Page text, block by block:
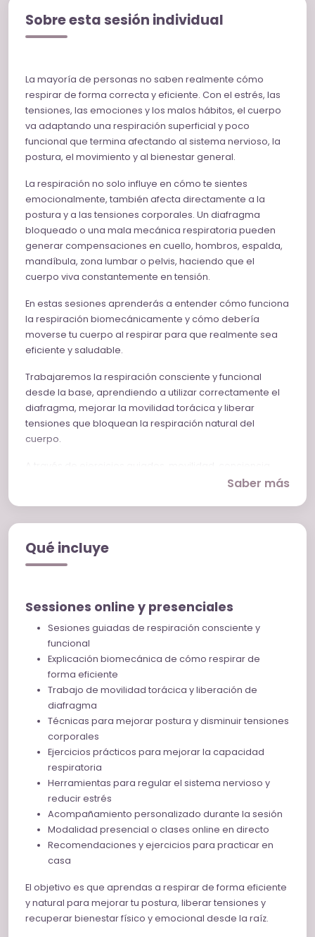
Sobre esta sesión individual
La mayoría de personas no saben realmente cómo
respirar de forma correcta y eficiente. Con el estrés, las
tensiones, las emociones y los malos hábitos, el cuerpo
va adaptando una respiración superficial y poco
funcional que termina afectando al sistema nervioso, la
postura, el movimiento y al bienestar general.
La respiración no solo influye en cómo te sientes
emocionalmente, también afecta directamente a la
postura y a las tensiones corporales. Un diafragma
bloqueado o una mala mecánica respiratoria pueden
generar compensaciones en cuello, hombros, espalda,
mandíbula, zona lumbar o pelvis, haciendo que el
cuerpo viva constantemente en tensión.
En estas sesiones aprenderás a entender cómo funciona
la respiración biomecánicamente y cómo debería
moverse tu cuerpo al respirar para que realmente sea
eficiente y saludable.
Trabajaremos la respiración consciente y funcional
desde la base, aprendiendo a utilizar correctamente el
diafragma, mejorar la movilidad torácica y liberar
tensiones que bloquean la respiración natural del
cuerpo.
corporal y técnicas de liberación del diafragma, iremos
Estas sesiones te ayudarán a:
Aprender a respirar correctamente y de forma
respiración
Mejorar la postura y reducir tensiones corporales
Liberar bloqueos en diafragma, pecho, cuello y
espalda
Regular el sistema nervioso y disminuir estrés y
ansiedad
Mejorar movilidad, bienestar y conexión corporal
Sentirte con más energía, calma y equilibrio
No necesitas experiencia previa. Las sesiones están
adaptadas a cada persona y puedes realizarlas tanto
presencialmente como online.
Mi objetivo no es solo que hagas ejercicios durante la
sesión, sino que entiendas cómo funciona tu respiración
y cómo influye en todo tu cuerpo para que puedas
integrar herramientas reales y duraderas en tu día a día.
Saber más
Qué incluye
Sessiones online y presenciales
Sesiones guiadas de respiración consciente y
funcional
Explicación biomecánica de cómo respirar de
forma eficiente
Trabajo de movilidad torácica y liberación de
diafragma
Técnicas para mejorar postura y disminuir tensiones
corporales
Ejercicios prácticos para mejorar la capacidad
respiratoria
Herramientas para regular el sistema nervioso y
reducir estrés
Acompañamiento personalizado durante la sesión
Modalidad presencial o clases online en directo
Recomendaciones y ejercicios para practicar en
casa
El objetivo es que aprendas a respirar de forma eficiente
y natural para mejorar tu postura, liberar tensiones y
recuperar bienestar físico y emocional desde la raíz.